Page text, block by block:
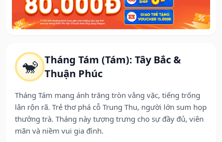
🐒 Tháng Tám (Tám): Tây Bắc &
Thuận Phúc
Tháng Tám mang ánh trăng tròn vằng vặc, tiếng trống
lân rộn rã. Trẻ thơ phá cỗ Trung Thu, người lớn sum họp
thưởng trà. Tháng này tượng trưng cho sự đầy đủ, viên
mãn và niềm vui gia đình.